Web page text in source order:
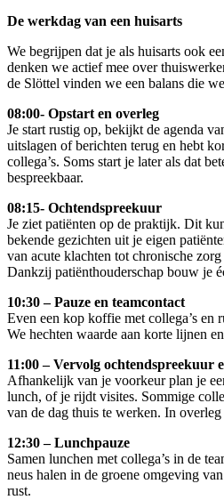
De werkdag van een huisarts
We begrijpen dat je als huisarts ook
denken we actief mee over
de Slöttel vinden we een balans die
08:00- Opstart en overleg
Je start rustig op, bekijkt de agenda
uitslagen of berichten terug en hebt
collega’s. Soms start je later als dat
bespreekbaar.
08:15- Ochtendspreekuur
Je ziet patiënten op de praktijk. Dit
bekende gezichten uit je eigen
van acute klachten tot chronische
Dankzij patiënthouderschap bouw je
10:30 –Pauze en teamcontact
Even een kop koffie met collega’s en
We hechten waarde aan korte lijnen
11:00 –Vervolg ochtendspreekuur
Afhankelijk van je voorkeur plan je
lunch, of je rijdt visites. Sommige
van de dag thuis te werken. In
12:30 –Lunchpauze
Samen lunchen met collega’s in de
neus halen in de groene omgeving
rust.